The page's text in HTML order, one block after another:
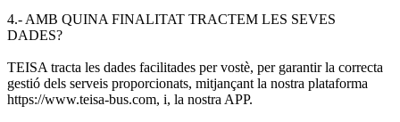
4.- AMB QUINA FINALITAT TRACTEM LES SEVES
DADES?
TEISA tracta les dades facilitades per vostè, per garantir la correcta
gestió dels serveis proporcionats, mitjançant la nostra plataforma
https://www.teisa-bus.com, i, la nostra APP.